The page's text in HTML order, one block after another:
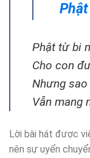
Phật từ bi
Cho con
Nhưng
Vẫn mang
Lời bài hát được
nên sự uyển